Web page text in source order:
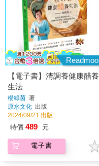
Readmoo
【電子書】清調養健康醋養
生法
楊綠茵 著
原水文化 出版
2024/09/21 出版
特價 489 元
電子書